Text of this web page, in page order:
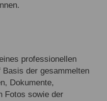
professionellen
Basis der gesammelten
Dokumente,
Fotos sowie der